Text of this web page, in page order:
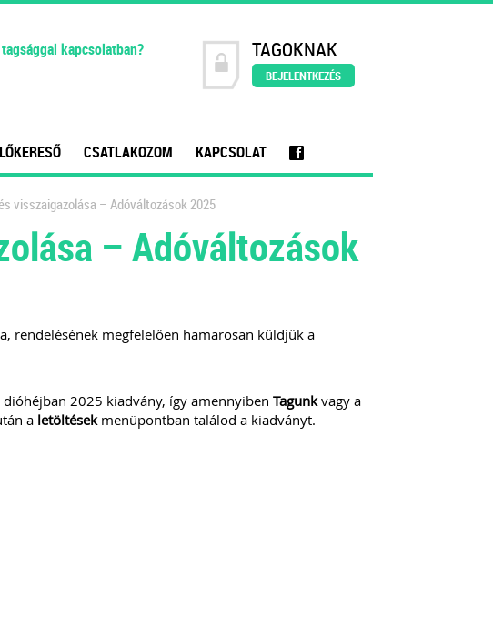
kapcsolatban? TAGOKNAK
BEJELENTKEZÉS
CSATLAKOZOM KAPCSOLAT f
visszaigazolása – Adóváltozások 2025
– Adóváltozások
rendelésének megfelelően hamarosan küldjük a
dióhéjban 2025 kiadvány, így amennyiben Tagunkvagy a
a letöltésekmenüpontban találod a kiadványt.